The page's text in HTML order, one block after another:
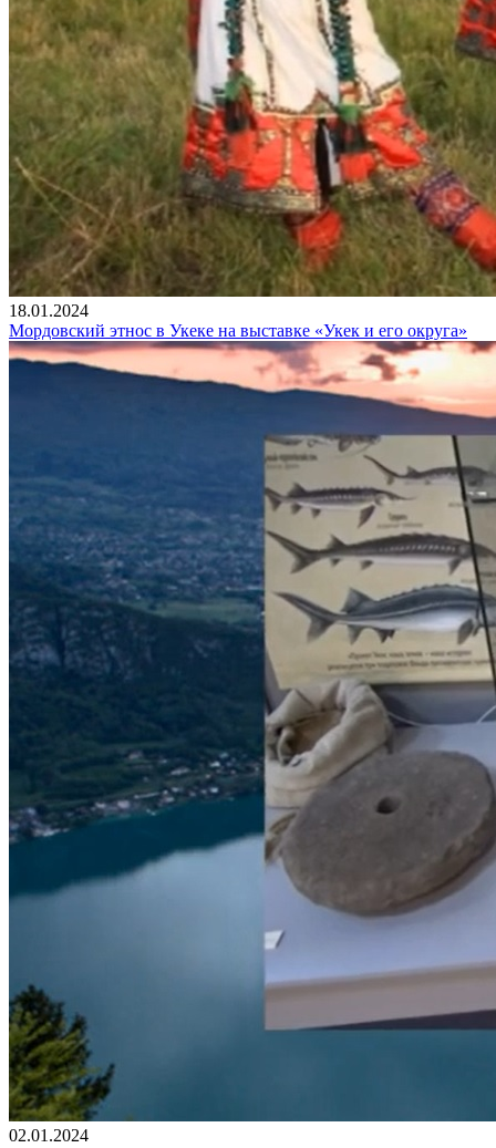
18.01.2024
Мордовский этнос в Укеке на выставке «Укек и его округа»
02.01.2024